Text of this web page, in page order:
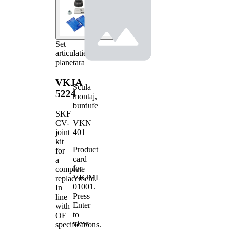
Set
articulatie,
planetara
VKJA
5224
SKF
CV-
joint
kit
for
a
complete
replacement.
In
line
with
OE
specifications.
Scula
montaj,
burdufe
VKN
401
Product
card
for
VKJML
01001 .
Press
Enter
to
view